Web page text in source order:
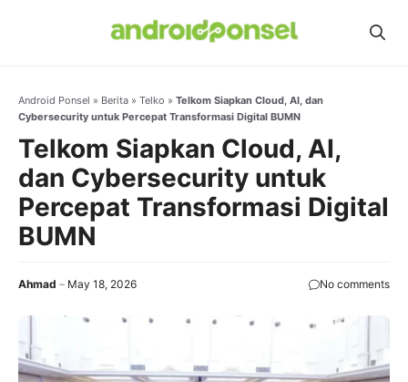
Android Ponsel » Berita » Telko » Telkom Siapkan Cloud, AI, dan
Cybersecurity untuk Percepat Transformasi Digital BUMN
Telkom Siapkan Cloud, AI,
dan Cybersecurity untuk
Percepat Transformasi Digital
BUMN
Ahmad May 18, 2026 No comments